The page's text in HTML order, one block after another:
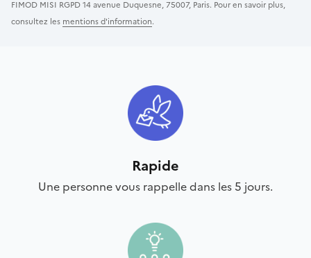
FIMOD MISI RGPD 14 avenue Duquesne, 75007, Paris. Pour en savoir plus,
consultez les mentions d'information.
Rapide
Une personne vous rappelle dans les 5 jours.